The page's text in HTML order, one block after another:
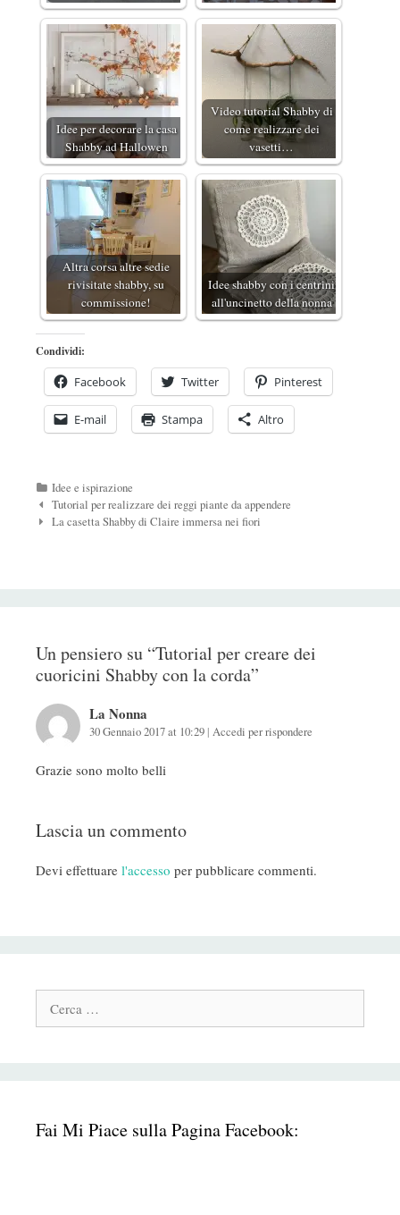
Idee per decorare la casa
Shabby ad Hallowen
Video tutorial Shabby di
come realizzare dei
vasetti…
Altra corsa altre sedie
rivisitate shabby, su
commissione!
Idee shabby con i centrini
all'uncinetto della nonna
Condividi:
Facebook Twitter Pinterest
E-mail Stampa Altro
Categorie
Idee e ispirazione
Navigazione
Post
Tutorial per realizzare dei reggi piante da appendere
La casetta Shabby di Claire immersa nei fiori
Un pensiero su “Tutorial per creare dei
cuoricini Shabby con la corda”
La Nonna
30 Gennaio 2017 at 10:29 | Accedi per rispondere
Grazie sono molto belli
Lascia un commento
Devi effettuare l'accesso per pubblicare commenti.
Fai Mi Piace sulla Pagina Facebook: